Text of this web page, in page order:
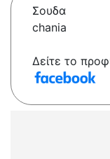
Σουδα
chania
Δείτε το